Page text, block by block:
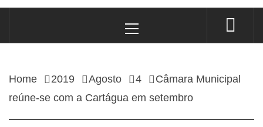
Menu
Home 2019 Agosto 4
Câmara Municipal
reúne-se com a Cartágua em setembro